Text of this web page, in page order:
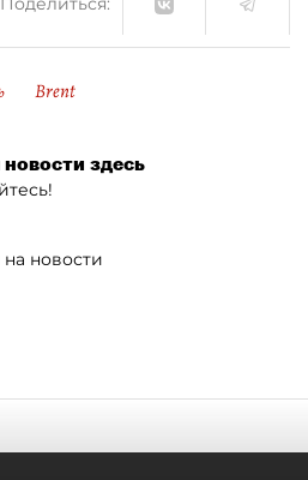
Brent
здесь
новости